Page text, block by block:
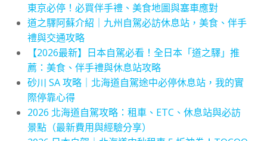
東京必停！必買伴手禮、美食地圖與塞車應對
道之驛阿蘇介紹｜九州自駕必訪休息站，美食、伴手
禮與交通攻略
【2026最新】日本自駕必看！全日本「道之驛」推
薦：美食、伴手禮與休息站攻略
砂川 SA 攻略｜北海道自駕途中必停休息站，我的實
際停靠心得
2026 北海道自駕攻略：租車、ETC、休息站與必訪
景點（最新費用與經驗分享）